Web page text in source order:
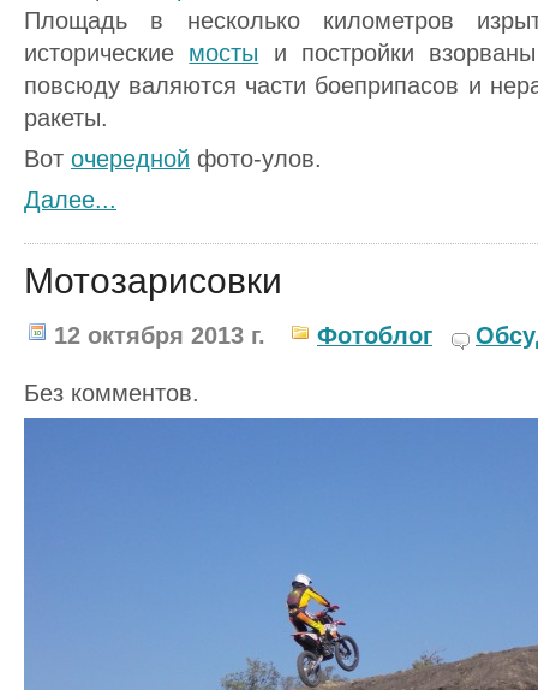
Площадь в несколько километров
исторические мосты и постройки
повсюду валяются части боеприпасов и
ракеты.
Вот очередной фото-улов.
Далее...
Мотозарисовки
12 октября 2013 г. Фотоблог
Без комментов.